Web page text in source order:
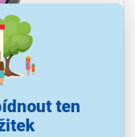
ten
Luna Grey
MediaTek 8, RAM 8